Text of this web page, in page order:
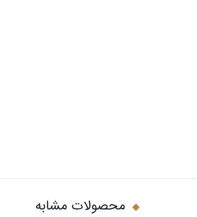
محصولات مشابه